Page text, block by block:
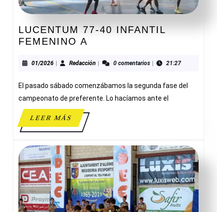
LUCENTUM 77-40 INFANTIL
FEMENINO A
40
FEMENINO
A
01/202601/2026Redacción Redacción0 comentarios 21:27
El pasado sábado comenzábamos la segunda fase del
campeonato de preferente. Lo hacíamos ante el
LEER MÁSLEER
MÁS